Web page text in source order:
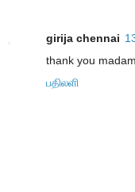
girija chennai
thank you
பதிலளி